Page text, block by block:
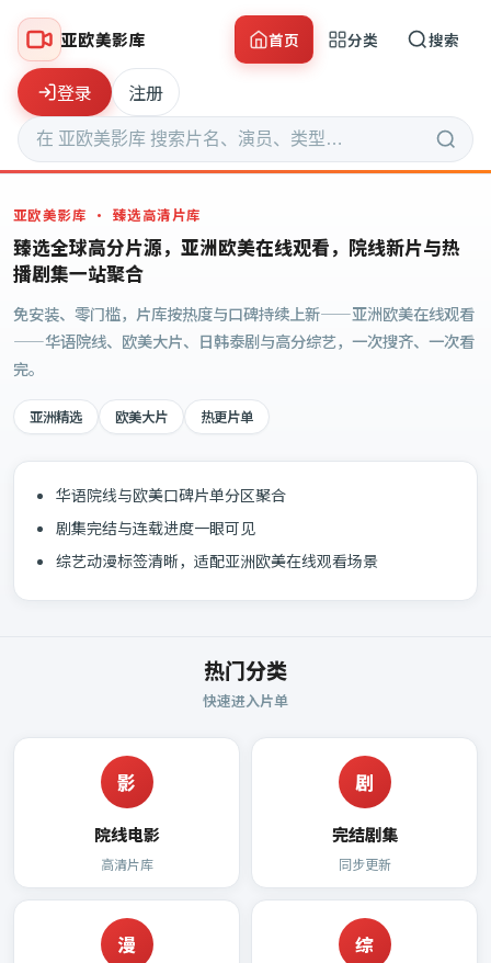
亚欧美影库 首页 分类 搜索
登录 注册
亚欧美影库 · 臻选高清片库
臻选全球高分片源，亚洲欧美在线观看，院线新片与热
播剧集一站聚合
免安装、零门槛，片库按热度与口碑持续上新——亚洲欧美在线观看
——华语院线、欧美大片、日韩泰剧与高分综艺，一次搜齐、一次看
完。
亚洲精选 欧美大片 热更片单
华语院线与欧美口碑片单分区聚合
剧集完结与连载进度一眼可见
综艺动漫标签清晰，适配亚洲欧美在线观看场景
热门分类
快速进入片单
影
院线电影
高清片库
剧
完结剧集
同步更新
漫 综